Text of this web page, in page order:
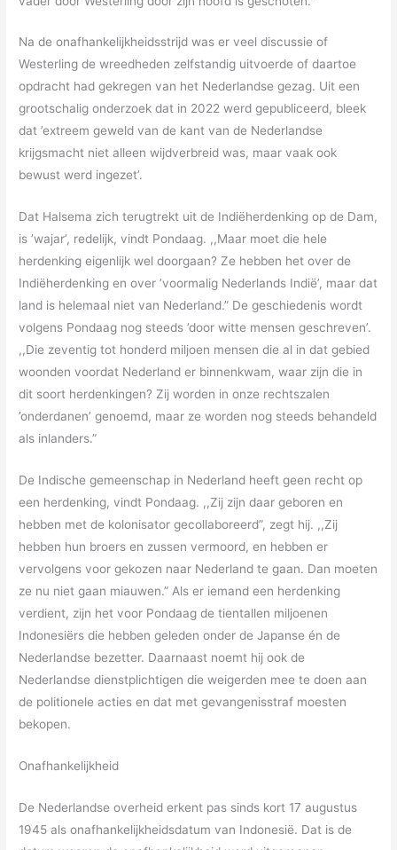
Na de onafhankelijkheidsstrijd was er veel discussie of
Westerling de wreedheden zelfstandig uitvoerde of daartoe
opdracht had gekregen van het Nederlandse gezag. Uit een
grootschalig onderzoek dat in 2022 werd gepubliceerd, bleek
dat ’extreem geweld van de kant van de Nederlandse
krijgsmacht niet alleen wijdverbreid was, maar vaak ook
bewust werd ingezet’.
Dat Halsema zich terugtrekt uit de Indiëherdenking op de Dam,
is ’wajar’, redelijk, vindt Pondaag. ,,Maar moet die hele
herdenking eigenlijk wel doorgaan? Ze hebben het over de
Indiëherdenking en over ’voormalig Nederlands Indië’, maar dat
land is helemaal niet van Nederland.” De geschiedenis wordt
volgens Pondaag nog steeds ’door witte mensen geschreven’.
,,Die zeventig tot honderd miljoen mensen die al in dat gebied
woonden voordat Nederland er binnenkwam, waar zijn die in
dit soort herdenkingen? Zij worden in onze rechtszalen
’onderdanen’ genoemd, maar ze worden nog steeds behandeld
als inlanders.”
De Indische gemeenschap in Nederland heeft geen recht op
een herdenking, vindt Pondaag. ,,Zij zijn daar geboren en
hebben met de kolonisator gecollaboreerd”, zegt hij. ,,Zij
hebben hun broers en zussen vermoord, en hebben er
vervolgens voor gekozen naar Nederland te gaan. Dan moeten
ze nu niet gaan miauwen.” Als er iemand een herdenking
verdient, zijn het voor Pondaag de tientallen miljoenen
Indonesiërs die hebben geleden onder de Japanse én de
Nederlandse bezetter. Daarnaast noemt hij ook de
Nederlandse dienstplichtigen die weigerden mee te doen aan
de politionele acties en dat met gevangenisstraf moesten
bekopen.
Onafhankelijkheid
De Nederlandse overheid erkent pas sinds kort 17 augustus
1945 als onafhankelijkheidsdatum van Indonesië. Dat is de